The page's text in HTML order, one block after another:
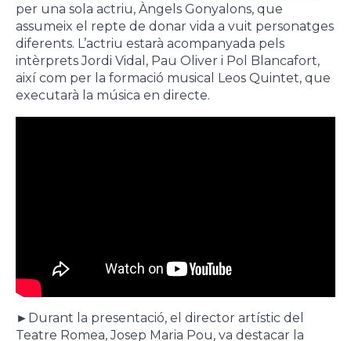
per una sola actriu, Àngels Gonyalons, que
assumeix el repte de donar vida a vuit personatges
diferents. L’actriu estarà acompanyada pels
intèrprets Jordi Vidal, Pau Oliver i Pol Blancafort,
així com per la formació musical Leos Quintet, que
executarà la música en directe.
► Durant la presentació, el director artístic del
Teatre Romea, Josep Maria Pou, va destacar la